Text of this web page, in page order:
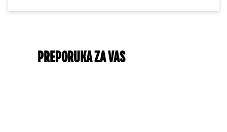
PREPORUKA ZA VAS